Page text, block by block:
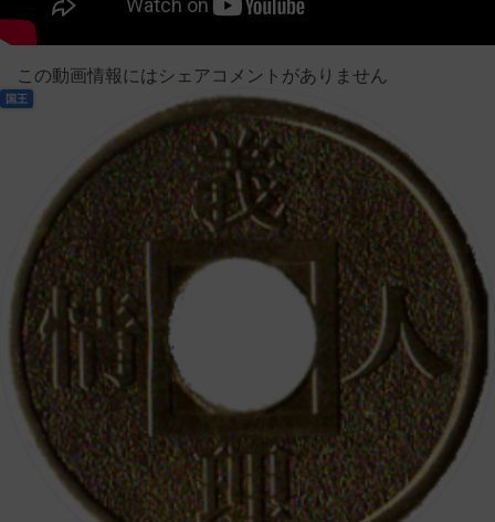
この動画情報にはシェアコメントがありません
国王